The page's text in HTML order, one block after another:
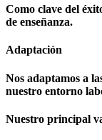
Como clave del
de enseñanza.
Adaptación
Nos adaptamos a
nuestro entorno
Nuestro principal